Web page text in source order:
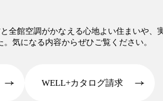
全館空調がかなえる心地よい住まいや、
気になる内容からぜひご覧ください。
WELL+カタログ請求